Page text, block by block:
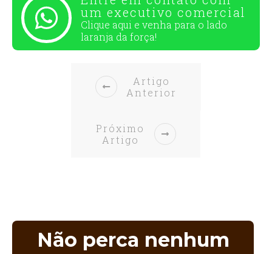
um executivo comercial
Clique aqui e venha para o lado
laranja da força!
Artigo
Anterior
Próximo
Artigo
Não perca nenhum